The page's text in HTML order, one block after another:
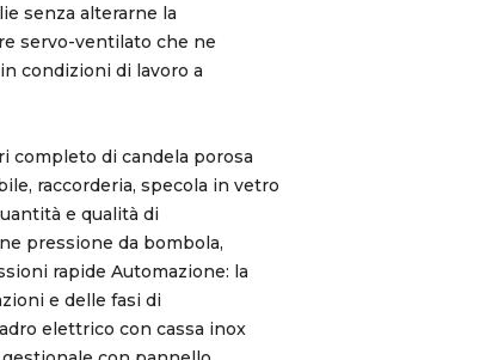
senza alterarne la
servo-ventilato che ne
condizioni di lavoro a
completo di candela porosa
raccorderia, specola in vetro
e qualità di
pressione da bombola,
rapide Automazione: la
e delle fasi di
elettrico con cassa inox